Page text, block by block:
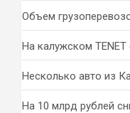
Объем
На калужском
Несколько авто из
На 10 млрд рублей